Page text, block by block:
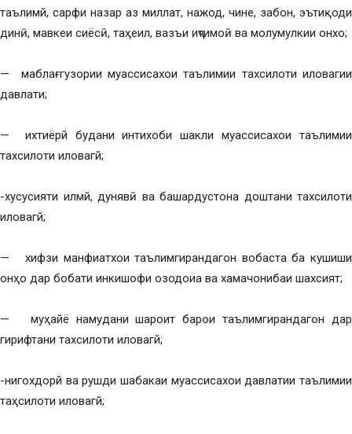
таълимй, сарфи назар аз миллат, нажод, чине, забон, эътиқоди
динӣ, мавкеи сиёсӣ, таҳеил, вазъи иҷтимоӣ ва молумулкии онхо;
— маблағгузории муассисахои таълимии тахсилоти иловагии
давлати;
— ихтиёрй будани интихоби шакли муассисахои таълимии
тахсилоти иловагй;
-хусусияти илмй, дунявӣ ва башардустона доштани тахсилоти
иловагй;
— хифзи манфиатхои таълимгирандагон вобаста ба кушиши
онҳо дар бобати инкишофи озодоиа ва хамачонибаи шахсият;
— муҳайё намудани шароит барои таълимгирандагон дар
гирифтани тахсилоти иловагй;
-нигохдорй ва рушди шабакаи муассисахои давлатии таълимии
таҳсилоти иловагй;